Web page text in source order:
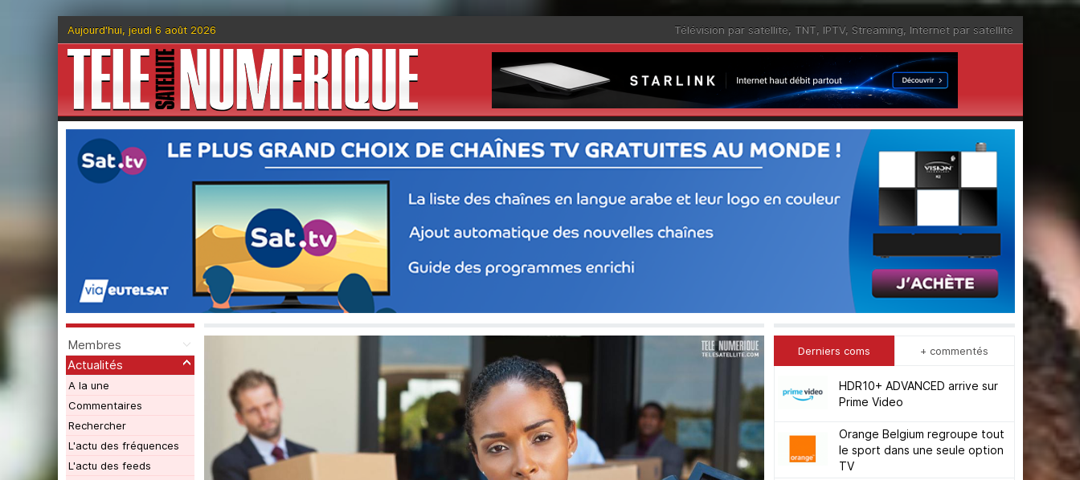
Aujourd'hui, jeudi 6 août 2026 Télévision par satellite, TNT, IPTV, Streaming, Internet par satellite
Membres
Actualités
A la une
Commentaires
Rechercher
L'actu des fréquences
L'actu des feeds
Derniers coms + commentés
HDR10+ ADVANCED arrive sur
Prime Video
Orange Belgium regroupe tout
le sport dans une seule option
TV